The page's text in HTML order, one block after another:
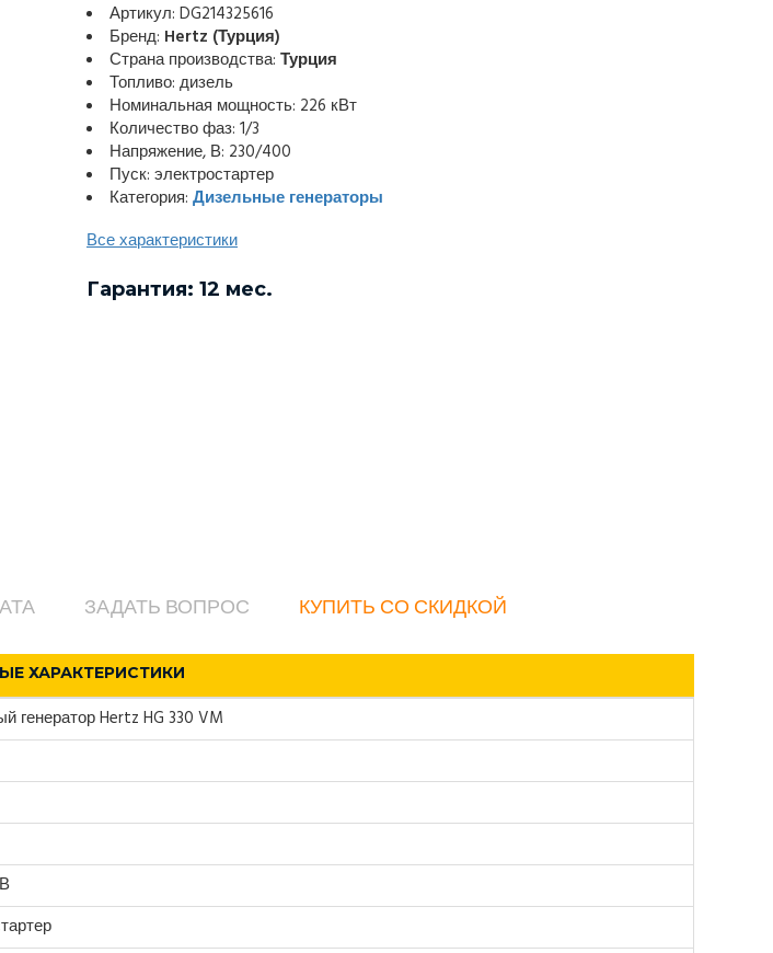
Артикул: DG214325616
Бренд: Hertz (Турция)
Страна производства: Турция
Топливо: дизель
Номинальная мощность: 226 кВт
Количество фаз: 1/3
Напряжение, В: 230/400
Пуск: электростартер
Категория: Дизельные генераторы
Все характеристики
Гарантия: 12 мес.
ЗАДАТЬ ВОПРОС КУПИТЬ СО СКИДКОЙ
ХАРАКТЕРИСТИКИ
генератор Hertz HG 330 VM